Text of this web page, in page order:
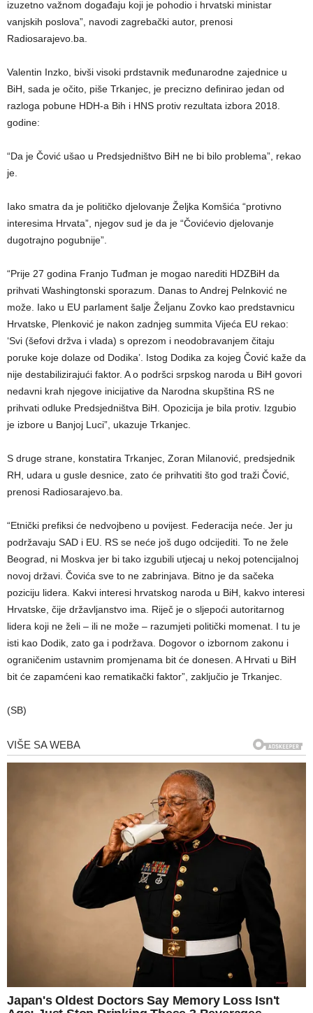
izuzetno važnom događaju koji je pohodio i hrvatski ministar
vanjskih poslova”, navodi zagrebački autor, prenosi
Radiosarajevo.ba.
Valentin Inzko, bivši visoki prdstavnik međunarodne zajednice u
BiH, sada je očito, piše Trkanjec, je precizno definirao jedan od
razloga pobune HDH-a Bih i HNS protiv rezultata izbora 2018.
godine:
“Da je Čović ušao u Predsjedništvo BiH ne bi bilo problema”, rekao
je.
Iako smatra da je političko djelovanje Željka Komšića “protivno
interesima Hrvata”, njegov sud je da je “Čovićevio djelovanje
dugotrajno pogubnije”.
“Prije 27 godina Franjo Tuđman je mogao narediti HDZBiH da
prihvati Washingtonski sporazum. Danas to Andrej Pelnković ne
može. Iako u EU parlament šalje Željanu Zovko kao predstavnicu
Hrvatske, Plenković je nakon zadnjeg summita Vijeća EU rekao:
‘Svi (šefovi držva i vlada) s oprezom i neodobravanjem čitaju
poruke koje dolaze od Dodika’. Istog Dodika za kojeg Čović kaže da
nije destabilizirajući faktor. A o podršci srpskog naroda u BiH govori
nedavni krah njegove inicijative da Narodna skupština RS ne
prihvati odluke Predsjedništva BiH. Opozicija je bila protiv. Izgubio
je izbore u Banjoj Luci”, ukazuje Trkanjec.
S druge strane, konstatira Trkanjec, Zoran Milanović, predsjednik
RH, udara u gusle desnice, zato će prihvatiti što god traži Čović,
prenosi Radiosarajevo.ba.
“Etnički prefiksi će nedvojbeno u povijest. Federacija neće. Jer ju
podržavaju SAD i EU. RS se neće još dugo odcijediti. To ne žele
Beograd, ni Moskva jer bi tako izgubili utjecaj u nekoj potencijalnoj
novoj državi. Čovića sve to ne zabrinjava. Bitno je da sačeka
poziciju lidera. Kakvi interesi hrvatskog naroda u BiH, kakvo interesi
Hrvatske, čije državljanstvo ima. Riječ je o sljepoći autoritarnog
lidera koji ne želi – ili ne može – razumjeti politički momenat. I tu je
isti kao Dodik, zato ga i podržava. Dogovor o izbornom zakonu i
ograničenim ustavnim promjenama bit će donesen. A Hrvati u BiH
bit će zapamćeni kao rematikački faktor”, zaključio je Trkanjec.
(SB)